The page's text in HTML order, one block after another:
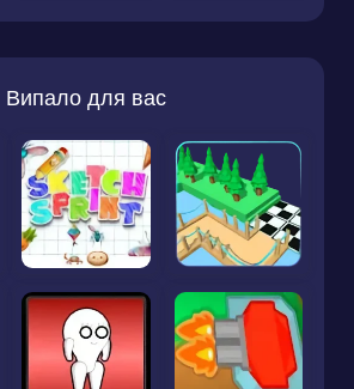
Випало для вас